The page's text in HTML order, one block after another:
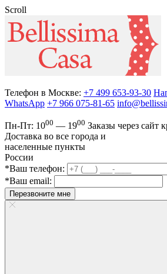
Scroll
Телефон в Москве: +7 499 653-93-30
WhatsApp +7 966 075-81-65
Пн-Пт: 1000 — 1900 Заказы через сайт
Доставка во все города и
населенные пункты
России
*Ваш телефон:
*Ваш email:
Перезвоните мне